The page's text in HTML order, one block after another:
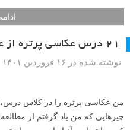
۲۱ درس عکاسی پرتره از عکاسان بزرگ – قسمت اول
نوشته شده در ۱۶ فروردین ۱۴۰۱
من عکاسی پرتره را در کلاس درس،
چیزهایی که من یاد گرفتم از مطالعه